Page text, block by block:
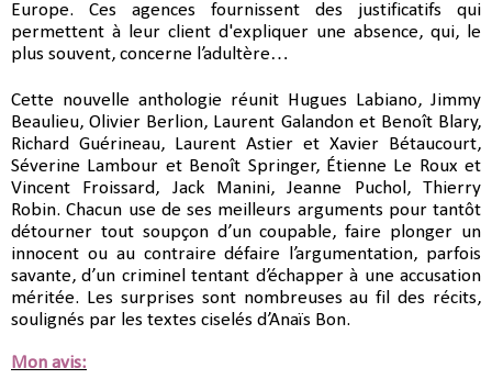
Europe. Ces agences fournissent des justificatifs qui
permettent à leur client d'expliquer une absence, qui, le
plus souvent, concerne l’adultère…
Cette nouvelle anthologie réunit Hugues Labiano, Jimmy
Beaulieu, Olivier Berlion, Laurent Galandon et Benoît Blary,
Richard Guérineau, Laurent Astier et Xavier Bétaucourt,
Séverine Lambour et Benoît Springer, Étienne Le Roux et
Vincent Froissard, Jack Manini, Jeanne Puchol, Thierry
Robin. Chacun use de ses meilleurs arguments pour tantôt
détourner tout soupçon d’un coupable, faire plonger un
innocent ou au contraire défaire l’argumentation, parfois
savante, d’un criminel tentant d’échapper à une accusation
méritée. Les surprises sont nombreuses au fil des récits,
soulignés par les textes ciselés d’Anaïs Bon.
Mon avis: